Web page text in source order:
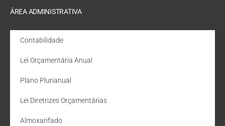
ÁREA ADMINISTRATIVA
Contabilidade
Lei Orçamentária Anual
Plano Plurianual
Lei Diretrizes Orçamentárias
Almoxarifado